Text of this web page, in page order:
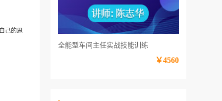
己的思
全能型车间主任实战技能训练
￥4560